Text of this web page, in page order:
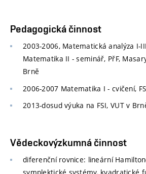
Pedagogická činnost
2003-2006, Matematická analýza I-
Matematika II - seminář, PřF,
Brně
2006-2007 Matematika I - cvičení,
2013-dosud výuka na FSI, VUT v
Vědeckovýzkumná činnost
diferenční rovnice: lineární